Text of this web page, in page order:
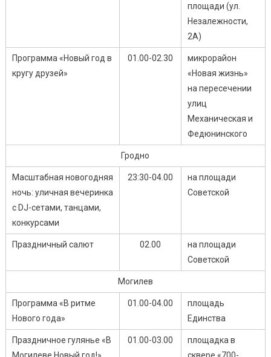
площади (ул.
Незалежности,
2А)
Программа «Новый год в
кругу друзей»
01.00-02.30
микрорайон
«Новая жизнь»
на пересечении
улиц
Механическая и
Федюнинского
Гродно
Масштабная новогодняя
ночь: уличная вечеринка
с DJ-сетами, танцами,
конкурсами
23:30-04.00
на площади
Советской
Праздничный салют 02.00
на площади
Советской
Могилев
Программа «В ритме
Нового года»
01.00-04.00
площадь
Единства
Праздничное гулянье «В
01.00-03.00
площадка в